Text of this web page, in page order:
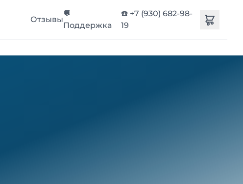
Отзывы
💬
Поддержка
☎️ +7 (930) 682-98-
19